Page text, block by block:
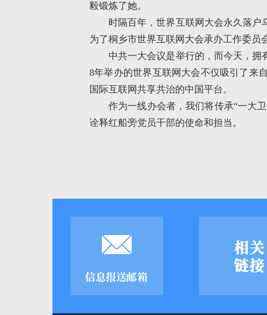
毅锻炼了她。
时隔百年，世界互联网大会永久落户
为了桐乡市世界互联网大会承办工作委员
中共一大会议是举行的，而今天，
8年举办的世界互联网大会不仅吸引了来
国际互联网共享共治的中国平台。
作为一线办会者，我们将传承“一大
诠释红船旁党员干部的使命和担当。